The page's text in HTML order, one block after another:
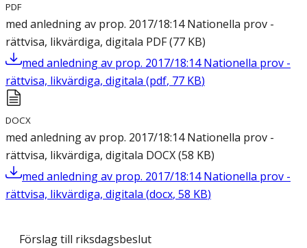
PDF
med anledning av prop. 2017/18:14 Nationella prov -
rättvisa, likvärdiga, digitala PDF(77 KB)
med anledning av prop. 2017/18:14 Nationella prov -
rättvisa, likvärdiga, digitala (pdf, 77 KB)
DOCX
med anledning av prop. 2017/18:14 Nationella prov -
rättvisa, likvärdiga, digitala DOCX(58 KB)
med anledning av prop. 2017/18:14 Nationella prov -
rättvisa, likvärdiga, digitala (docx, 58 KB)
Förslag till riksdagsbeslut